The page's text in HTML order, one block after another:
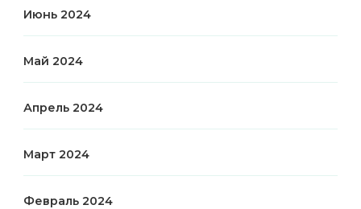
Июнь 2024
Май 2024
Апрель 2024
Март 2024
Февраль 2024